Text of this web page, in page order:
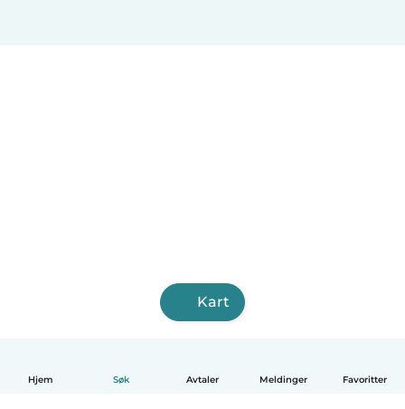
Hjem Søk Avtaler Meldinger Favoritter
Kart